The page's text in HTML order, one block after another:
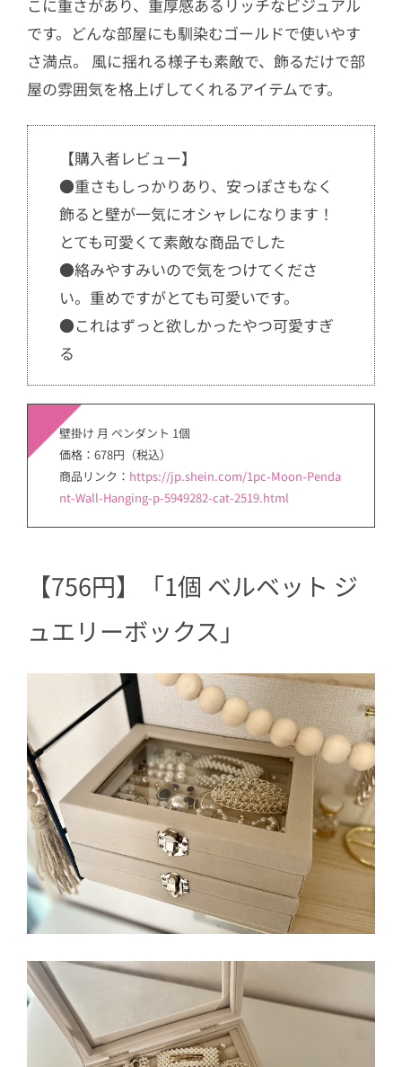
こに重さがあり、重厚感あるリッチなビジュアル
です。どんな部屋にも馴染むゴールドで使いやす
さ満点。 風に揺れる様子も素敵で、飾るだけで部
屋の雰囲気を格上げしてくれるアイテムです。
【購入者レビュー】
●重さもしっかりあり、安っぽさもなく
飾ると壁が一気にオシャレになります！
とても可愛くて素敵な商品でした
●絡みやすみいので気をつけてくださ
い。重めですがとても可愛いです。
●これはずっと欲しかったやつ可愛すぎ
る
壁掛け 月 ペンダント 1個
価格：678円（税込）
商品リンク： https://jp.shein.com/1pc-Moon-Penda
nt-Wall-Hanging-p-5949282-cat-2519.html
【756円】「1個 ベルベット ジ
ュエリーボックス」